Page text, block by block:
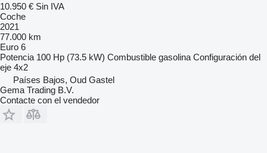
10.950 € Sin IVA
Coche
2021
77.000 km
Euro 6
Potencia 100 Hp (73.5 kW) Combustible gasolina Configuración del
eje 4x2
Países Bajos, Oud Gastel
Gema Trading B.V.
Contacte con el vendedor